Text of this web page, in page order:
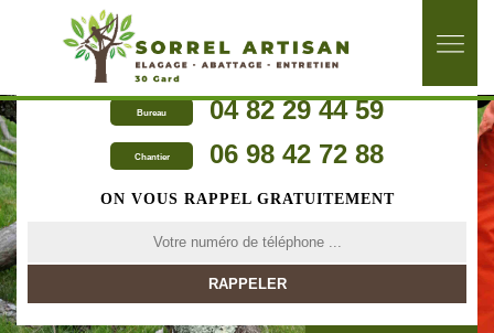
Bureau 04 82 29 44 59
Chantier 06 98 42 72 88
ON VOUS RAPPEL GRATUITEMENT